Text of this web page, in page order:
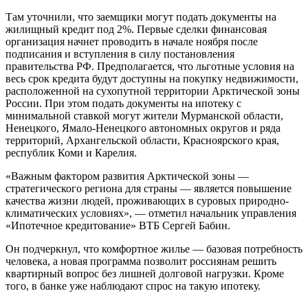
Там уточнили, что заемщики могут подать документы на
жилищный кредит под 2%. Первые сделки финансовая
организация начнет проводить в начале ноября после
подписания и вступления в силу постановления
правительства РФ. Предполагается, что льготные условия на
весь срок кредита будут доступны на покупку недвижимости,
расположенной на сухопутной территории Арктической зоны
России. При этом подать документы на ипотеку с
минимальной ставкой могут жители Мурманской области,
Ненецкого, Ямало-Ненецкого автономных округов и ряда
территорий, Архангельской области, Красноярского края,
республик Коми и Карелия.
«Важным фактором развития Арктической зоны —
стратегического региона для страны — является повышение
качества жизни людей, проживающих в суровых природно-
климатических условиях», — отметил начальник управления
«Ипотечное кредитование» ВТБ Сергей Бабин.
Он подчеркнул, что комфортное жилье — базовая потребность
человека, а новая программа позволит россиянам решить
квартирный вопрос без лишней долговой нагрузки. Кроме
того, в банке уже наблюдают спрос на такую ипотеку.